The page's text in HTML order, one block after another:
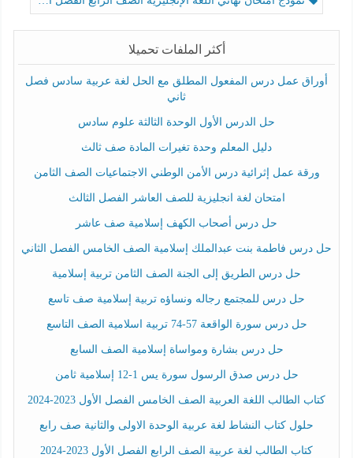
أكثر الملفات تحميلا
أوراق عمل درس المفعول المطلق مع الحل لغة عربية سادس فصل
ثاني
حل الدرس الأول الوحدة الثالثة علوم سادس
دليل المعلم وحدة تغيرات المادة صف ثالث
ورقة عمل إثرائية درس الأمن الوطني الاجتماعيات الصف الثامن
امتحان لغة انجليزية للصف العاشر الفصل الثالث
حل درس أصحاب الكهف إسلامية صف عاشر
حل درس فاطمة بنت عبدالملك إسلامية الصف الخامس الفصل الثاني
حل درس الطريق إلى الجنة الصف الثامن تربية إسلامية
حل درس للمجتمع رجاله ونساؤه تربية إسلامية صف تاسع
حل درس سورة الواقعة 57-74 تربية اسلامية الصف التاسع
حل درس بشارة ومواساة إسلامية الصف السابع
حل درس صدق الرسول سورة يس 1-12 إسلامية ثامن
كتاب الطالب اللغة العربية الصف الخامس الفصل الأول 2023-2024
حلول كتاب النشاط لغة عربية الوحدة الاولى والثانية صف رابع
كتاب الطالب لغة عربية الصف الرابع الفصل الأول 2023-2024